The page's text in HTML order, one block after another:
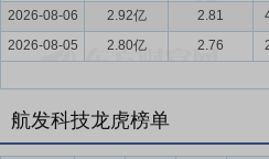
核心的关键攻坚期。 国家宏观政策
将航空航天与集成电路、低空经济并
快自主研制步伐，实现高水平科技自
都会带来行业的巨大变化，先进国家
2026-08-06
2.92亿 2.81
2026-08-05
2.80亿 2.76
航发科技龙虎榜单